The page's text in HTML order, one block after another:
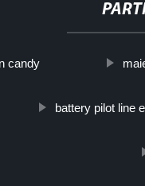
candy
battery pilot line